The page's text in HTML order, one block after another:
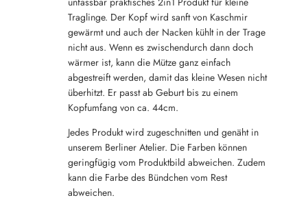
Traglinge. Der Kopf wird sanft von Kaschmir
gewärmt und auch der Nacken kühlt in der Trage
nicht aus. Wenn es zwischendurch dann doch
wärmer ist, kann die Mütze ganz einfach
abgestreift werden, damit das kleine Wesen nicht
überhitzt. Er passt ab Geburt bis zu einem
Kopfumfang von ca. 44cm.
Jedes Produkt wird zugeschnitten und genäht in
unserem Berliner Atelier. Die Farben können
geringfügig vom Produktbild abweichen. Zudem
kann die Farbe des Bündchen vom Rest
abweichen.